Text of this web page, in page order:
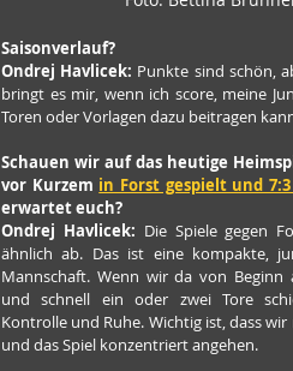
Saisonverlauf?
Ondrej Havlicek: Punkte sind schön,
bringt es mir, wenn ich score, meine
Toren oder Vorlagen dazu beitragen
Schauen wir auf das heutige
vor Kurzem in Forst gespielt und
erwartet euch?
Ondrej Havlicek: Die Spiele gegen
ähnlich ab. Das ist eine kompakte,
Mannschaft. Wenn wir da von Beginn
und schnell ein oder zwei Tore
Kontrolle und Ruhe. Wichtig ist, dass
und das Spiel konzentriert angehen.